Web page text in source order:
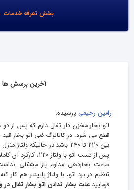
بخش تعرفه خدمات
آخرین پرسش ها
رامین رحیمی پرسیده:
اتو بخار مخزن دار تفال دارم که پس از
قطع می شود. در کاتالوگ فنی اتو بخار قید
پس از تست اتو با ولتاژ
ساعت بخاردهی مداوم باز مشکلی
تنظیم در برد اتو، با ولتاژ پایینتر هم کار
فرمایید علت بخار ندادن اتو بخار تفال در